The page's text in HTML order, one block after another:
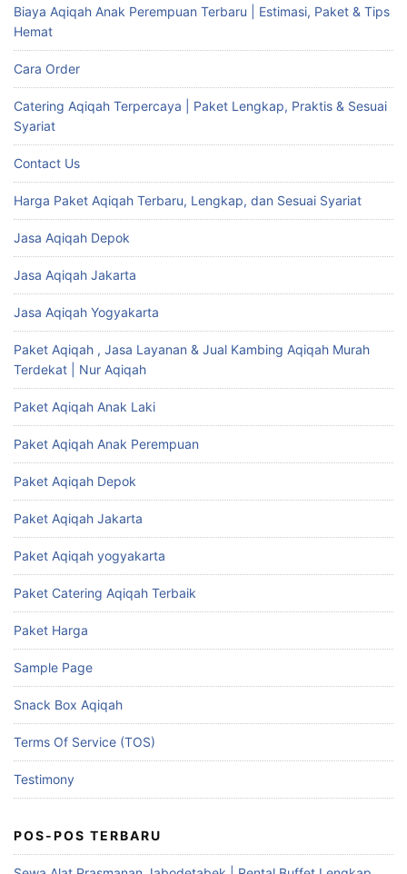
Biaya Aqiqah Anak Perempuan Terbaru | Estimasi, Paket & Tips
Hemat
Cara Order
Catering Aqiqah Terpercaya | Paket Lengkap, Praktis & Sesuai
Syariat
Contact Us
Harga Paket Aqiqah Terbaru, Lengkap, dan Sesuai Syariat
Jasa Aqiqah Depok
Jasa Aqiqah Jakarta
Jasa Aqiqah Yogyakarta
Paket Aqiqah , Jasa Layanan & Jual Kambing Aqiqah Murah
Terdekat | Nur Aqiqah
Paket Aqiqah Anak Laki
Paket Aqiqah Anak Perempuan
Paket Aqiqah Depok
Paket Aqiqah Jakarta
Paket Aqiqah yogyakarta
Paket Catering Aqiqah Terbaik
Paket Harga
Sample Page
Snack Box Aqiqah
Terms Of Service (TOS)
Testimony
POS-POS TERBARU